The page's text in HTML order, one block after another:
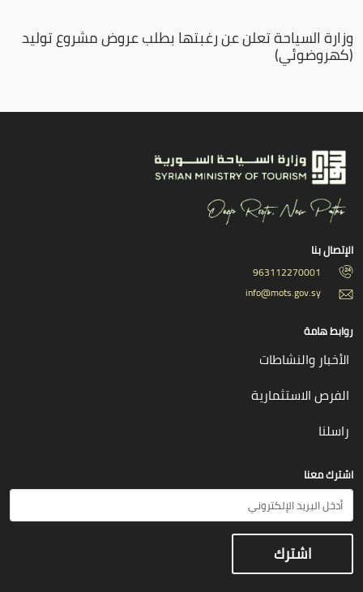
وزارة السياحة تعلن عن رغبتها بطلب عروض مشروع توليد
(كهروضوئي)
الإتصال بنا
963112270001
info@mots.gov.sy
روابط هامة
الأخبار والنشاطات
الفرص الاستثمارية
راسلنا
اشترك معنا